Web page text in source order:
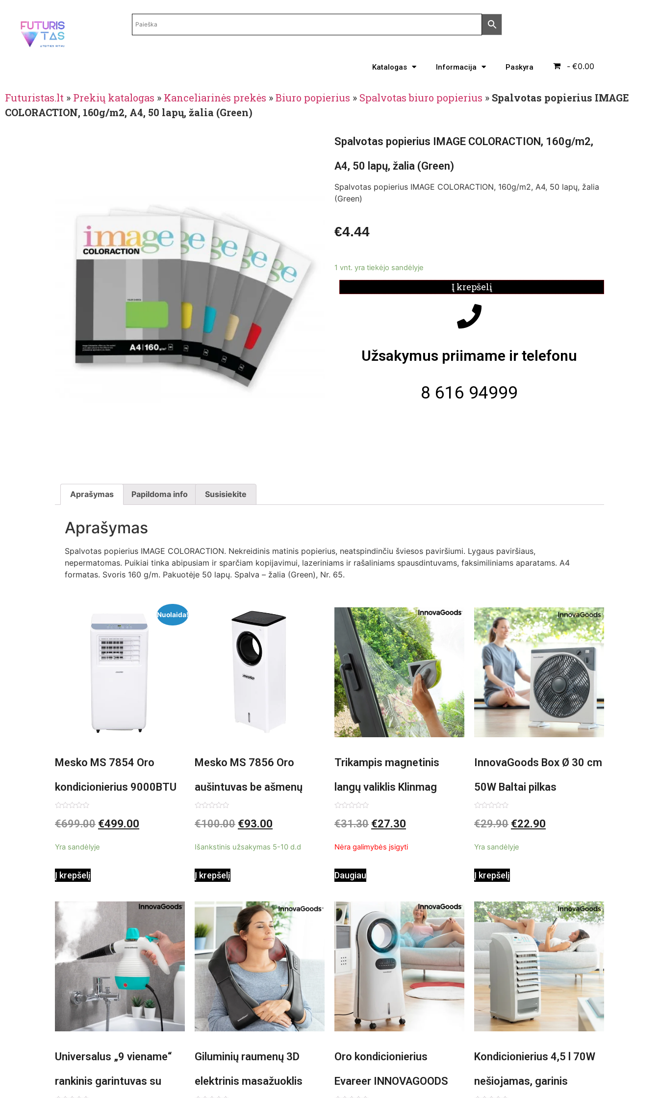
Katalogas Informacija Paskyra €0.00
Futuristas.lt » Prekių katalogas » Kanceliarinės prekės »Biuro popierius » Spalvotas biuro popierius » Spalvotas popierius IMAGE
COLORACTION, 160g/m2, A4, 50 lapų, žalia (Green)
Spalvotas popierius IMAGE COLORACTION, 160g/m2,
A4, 50 lapų, žalia (Green)
Spalvotas popierius IMAGE COLORACTION, 160g/m2, A4, 50 lapų, žalia
(Green)
€4.44
1 vnt. yra tiekėjo sandėlyje
Į krepšelį
Užsakymus priimame ir telefonu
8 616 94999
Aprašymas Papildoma info Susisiekite
Aprašymas
Spalvotas popierius IMAGE COLORACTION. Nekreidinis matinis popierius, neatspindinčiu šviesos paviršiumi. Lygaus paviršiaus,
nepermatomas. Puikiai tinka abipusiam ir sparčiam kopijavimui, lazeriniams ir rašaliniams spausdintuvams, faksimiliniams aparatams. A4
formatas. Svoris 160 g/m. Pakuotėje 50 lapų. Spalva – žalia (Green), Nr. 65.
Nuolaida!
Mesko MS 7854 Oro
kondicionierius 9000BTU
0
iš
€699.00 €499.00
Yra sandėlyje
Į krepšelį
Mesko MS 7856 Oro
aušintuvas be ašmenų
3in1
0
iš
€100.00 €93.00
Išankstinis užsakymas 5-10 d.d
Į krepšelį
Trikampis magnetinis
langų valiklis Klinmag
InnovaGoods
0
iš
€31.30 €27.30
Nėra galimybės įsigyti
Daugiau
InnovaGoods Box Ø 30 cm
50W Baltai pilkas
pastatomas ventiliatorius
0
iš
€29.90 €22.90
Yra sandėlyje
Į krepšelį
Universalus „9 viename“
rankinis garintuvas su
Giluminių raumenų 3D
elektrinis masažuoklis
Oro kondicionierius
Evareer INNOVAGOODS
Kondicionierius 4,5 l 70W
nešiojamas, garinis